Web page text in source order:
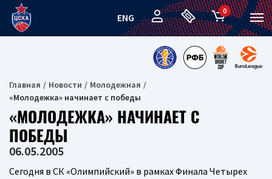
ENG
0
Главная Новости
Молодежная
«Молодежка» начинает с победы
«МОЛОДЕЖКА» НАЧИНАЕТ С
ПОБЕДЫ
06.05.2005
Сегодня в СК «Олимпийский» в рамках Финала Четырех